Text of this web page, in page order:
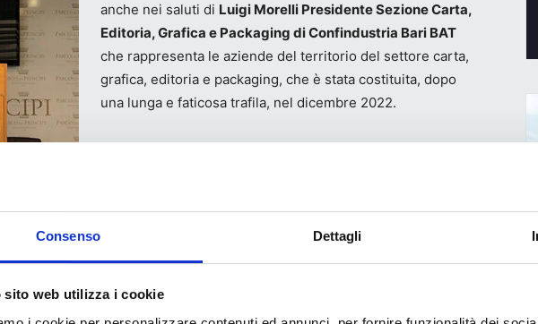
Consenso Dettagli
sito web utilizza i cookie
anche nei saluti di Luigi Morelli Presidente Sezione Carta,
Editoria, Grafica e Packaging di Confindustria Bari BAT
che rappresenta le aziende del territorio del settore carta,
grafica, editoria e packaging, che è stata costituita, dopo
una lunga e faticosa trafila, nel dicembre 2022.
aspetto formativo è uno dei punti qualificanti
del progetto associativocome ricordato daIra Nicoletti per
la Commissione Education
insieme agli Istituti scolastici e quelli futuri.